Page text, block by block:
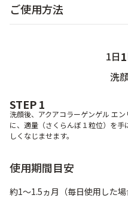
ご使用方法
1日1
洗
STEP 1
洗顔後、アクアコラーゲンゲル エ
に、適量（さくらんぼ１粒位）を
しくなじませます。
使用期間目安
約1～1.5ヵ月（毎日使用した場